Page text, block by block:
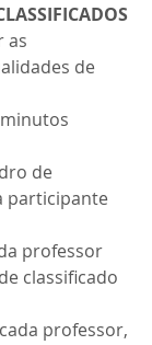
as
de
de
participante
professor
classificado
cada professor,